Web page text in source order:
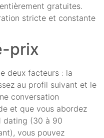
gratuites.
stricte et constante
prix
deux facteurs : la
au profil suivant et le
conversation
et que vous abordez
dating (30 à 90
vous pouvez